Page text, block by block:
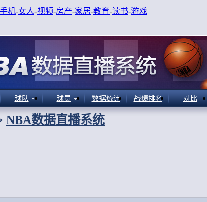
手机-女人-视频-房产-家居-教育-读书-游戏 |
球队 球员 数据统计 战绩排名 对比
NBA数据直播系统